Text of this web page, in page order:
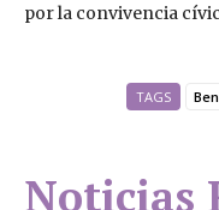
por la convivencia
TAGS
Noticias